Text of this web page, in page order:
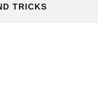
TRICKS